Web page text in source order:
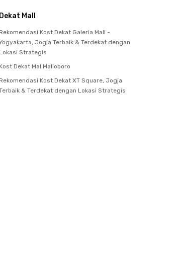
Dekat Mall
Kost Dekat Galeria Mall -
Jogja Terbaik & Terdekat dengan
Strategis
Dekat Mal Malioboro
Kost Dekat XT Square, Jogja
& Terdekat dengan Lokasi Strategis